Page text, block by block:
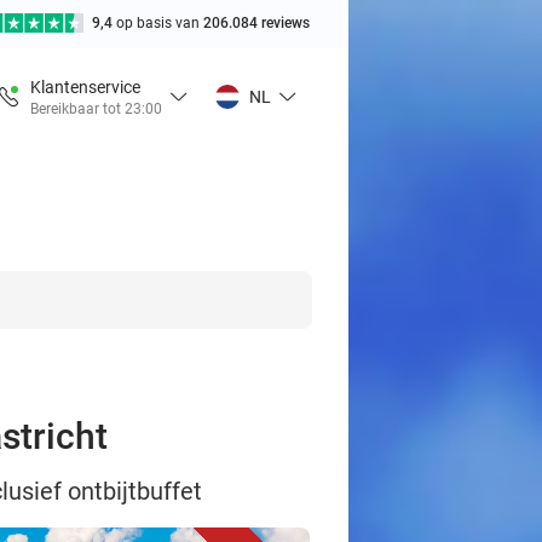
9,4 op basis van 206.084 reviews
Klantenservice
Bereikbaar tot 23:00
NL
ontbijtbuffet